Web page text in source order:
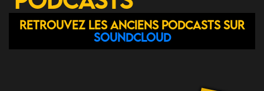
Retrouvez les anciens podcasts sur
Soundcloud